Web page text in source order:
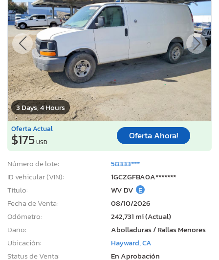
3 Days, 4 Hours
Oferta Actual
$175USD
Oferta Ahora!
Número de lote:
58333***
ID vehicular (VIN):
1GCZGFBA0A*******
Título:
WV DV E
Fecha de Venta:
08/10/2026
Odómetro:
242,731 mi (Actual)
Daño:
Abolladuras / Rallas Menores
Ubicación:
Hayward, CA
Status de Venta:
En Aprobación